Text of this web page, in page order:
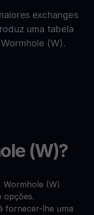
exchanges
uma tabela
Wormhole (W).
(W)?
Wormhole (W)
opções.
fornecer-lhe uma